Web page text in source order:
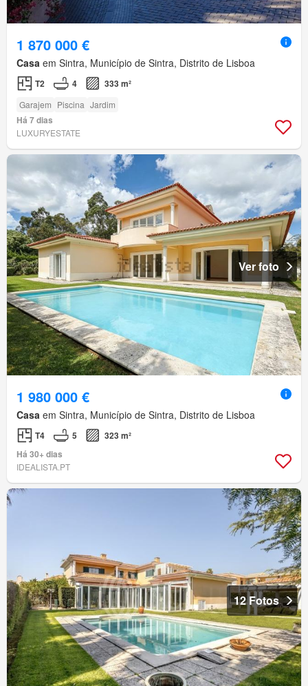
1 870 000 €
Casa em Sintra, Município de Sintra, Distrito de Lisboa
T2 4 333 m²
Garajem Piscina Jardim
Há 7 dias
LUXURYESTATE
Ver foto
1 980 000 €
Casa em Sintra, Município de Sintra, Distrito de Lisboa
T4 5
323 m²
Há 30+ dias
IDEALISTA.PT
12 Fotos